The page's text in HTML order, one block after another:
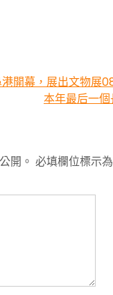
開幕，展出文物展
本年最后一
開。 必填欄位標示為